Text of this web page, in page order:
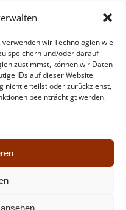
wir Technologien wie
speichern und/oder darauf
zustimmst, können wir Daten
IDs auf dieser Website
nicht erteilst oder zurückziehst,
beeinträchtigt werden.
for free using